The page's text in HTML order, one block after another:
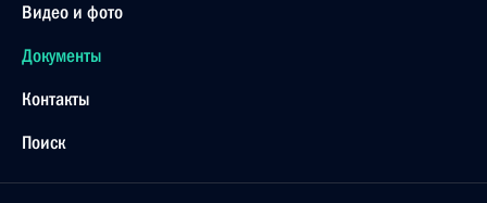
Видео и фото
Документы
Контакты
Поиск